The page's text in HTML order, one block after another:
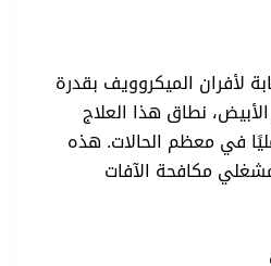
لأفران الميكروويف بقدرة
الأبيض، نطاق هذا العلاج
في معظم الحالات. هذه
مكافحة الآفات